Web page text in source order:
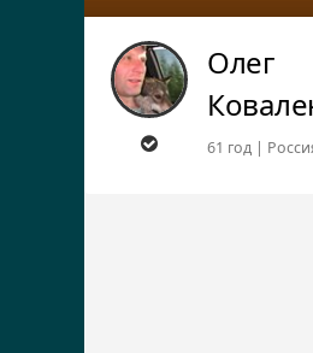
Олег
61 год |